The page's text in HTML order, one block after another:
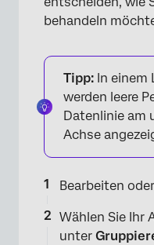
behandeln
Tipp: In einem
werden leere
Datenlinie am
Achse
Bearbeiten
Wählen Sie Ihr
unter